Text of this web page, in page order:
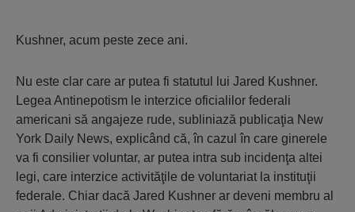
Kushner, acum peste zece ani.
Nu este clar care ar putea fi statutul lui Jared Kushner.
Legea Antinepotism le interzice oficialilor federali
americani să angajeze rude, subliniază publicaţia New
York Daily News, explicând că, în cazul în care ginerele
va fi consilier voluntar, ar putea intra sub incidenţa altei
legi, care interzice activităţile de voluntariat la instituţii
federale. Chiar dacă Jared Kushner ar deveni membru al